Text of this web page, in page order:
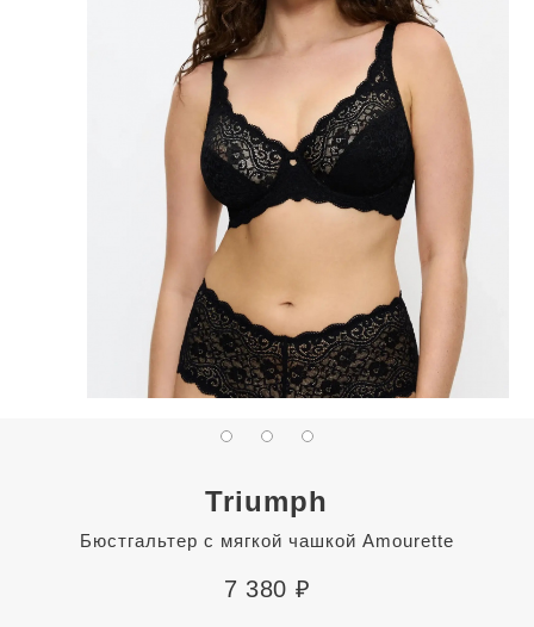
Triumph
Бюстгальтер с мягкой чашкой Amourette
7 380 ₽